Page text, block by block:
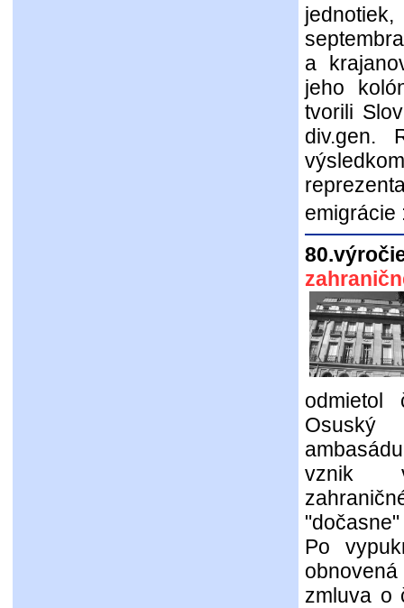
a
jeho
tvorili
div.gen.
emigrácie
odmietol
Osuský
vznik
Po
zmluva o